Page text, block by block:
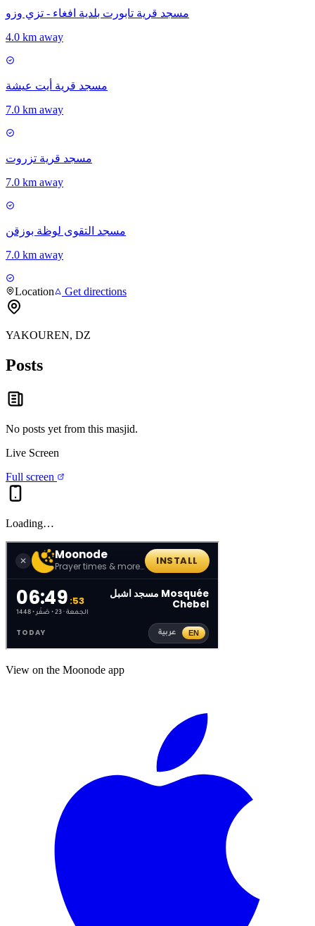
مسجد قرية تابورت بلدية افغاء - تزي وزو
4.0 km away
مسجد قرية أيت عيشة
7.0 km away
مسجد قرية تزروت
7.0 km away
مسجد التقوى لوظة بوزقن
7.0 km away
Location Get directions
YAKOUREN, DZ
Posts
No posts yet from this masjid.
Live Screen
Full screen
Loading…
View on the Moonode app